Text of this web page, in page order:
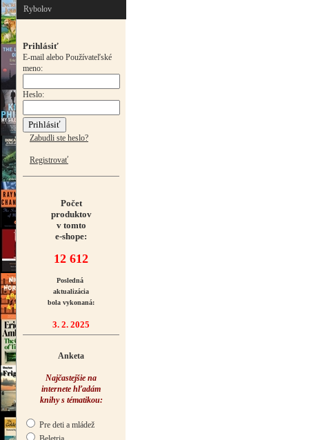
Rybolov
Prihlásiť
E-mail alebo Používateľské
meno:
Heslo:
Zabudli ste heslo?
Registrovať
Počet
produktov
v tomto
e-shope:
12 612
Posledná
aktualizácia
bola vykonaná:
3. 2. 2025
Anketa
Najčastejšie na
internete hľadám
knihy s tématikou:
Pre deti a mládež